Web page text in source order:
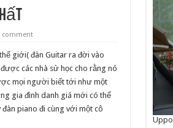
comment
giới( đàn Guitar ra đời vào
các nhà sử học cho rằng nó
mọi người biết tới như một
gia đình danh giá mới có thể
đàn piano đi cùng với một cô